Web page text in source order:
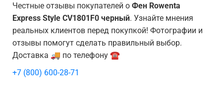
Честные отзывы покупателей о Фен Rowenta
Express Style CV1801F0 черный. Узнайте мнения
реальных клиентов перед покупкой! Фотографии и
отзывы помогут сделать правильный выбор.
Доставка 🚚 по телефону ☎️
+7 (800) 600-28-71